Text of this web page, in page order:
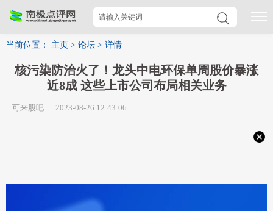
当前位置： 主页 > 论坛 > 详情
核污染防治火了！龙头中电环保单周股价暴涨
近8成 这些上市公司布局相关业务
可来股吧 2023-08-26 12:43:06